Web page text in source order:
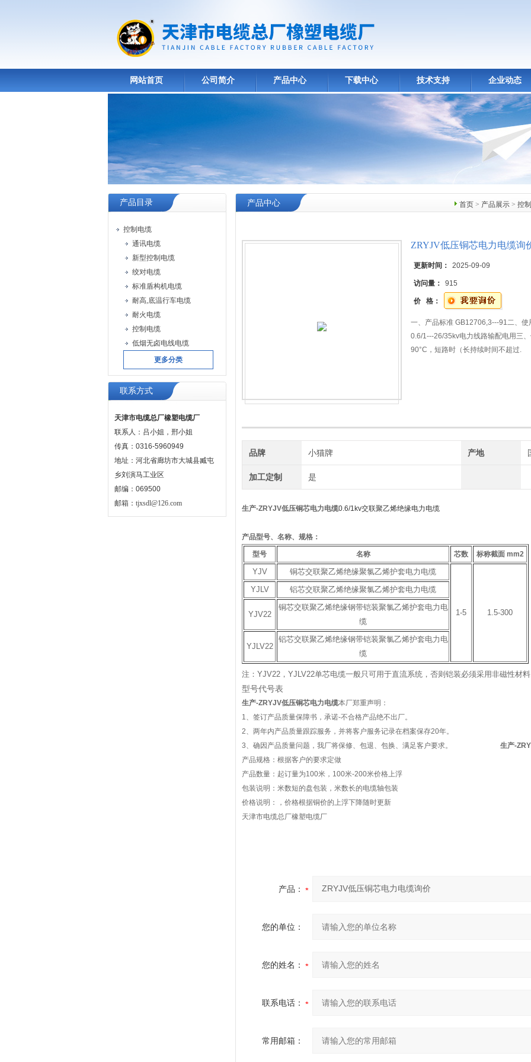
网站首页 公司简介 产品中心 下载中心 技术支持 企业动态
产品目录
控制电缆
通讯电缆
新型控制电缆
绞对电缆
标准盾构机电缆
耐高,底温行车电缆
耐火电缆
控制电缆
低烟无卤电线电缆
更多分类
联系方式
天津市电缆总厂橡塑电缆厂
联系人：吕小姐，邢小姐
传真：0316-5960949
地址：河北省廊坊市大城县臧屯
乡刘演马工业区
邮编：069500
邮箱： tjxsdl@126.com
首页 > 产品展示 > 控
产品中心
ZRYJV低压铜芯电力电缆询
更新时间： 2025-09-09
访问量： 915
价 格：
一、产品标准 GB12706,3---91二、
0.6/1---26/35kv电力线路输配电用
90°C，短路时（长持续时间不超过.
品牌 小猫牌 产地
加工定制 是
生产-ZRYJV低压铜芯电力电缆0.6/1kv交联聚乙烯绝缘电力电缆
产品型号、名称、规格：
型号 名称 芯数 标称截面 mm2
YJV 铜芯交联聚乙烯绝缘聚氯乙烯护套电力电缆
1-5 1.5-300
YJLV 铝芯交联聚乙烯绝缘聚氯乙烯护套电力电缆
YJV22
铜芯交联聚乙烯绝缘钢带铠装聚氯乙烯护套电力电
缆
YJLV22
铝芯交联聚乙烯绝缘钢带铠装聚氯乙烯护套电力电
缆
注：YJV22，YJLV22单芯电缆一般只可用于直流系统，否则铠装必须采用非磁性材料
型号代号表
生产-ZRYJV低压铜芯电力电缆本厂郑重声明：
1、签订产品质量保障书，承诺-不合格产品绝不出厂。
2、两年内产品质量跟踪服务，并将客户服务记录在档案保存20年。
3、确因产品质量问题，我厂将保修、包退、包换、满足客户要求。 生产-
产品规格：根据客户的要求定做
产品数量：起订量为100米，100米-200米价格上浮
包装说明：米数短的盘包装，米数长的电缆轴包装
价格说明：，价格根据铜价的上浮下降随时更新
天津市电缆总厂橡塑电缆厂
产品：
您的单位：
您的姓名：
联系电话：
常用邮箱：